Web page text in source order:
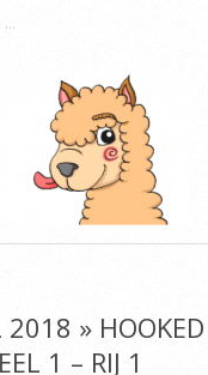
2018 » HOOKED
1 – RIJ 1